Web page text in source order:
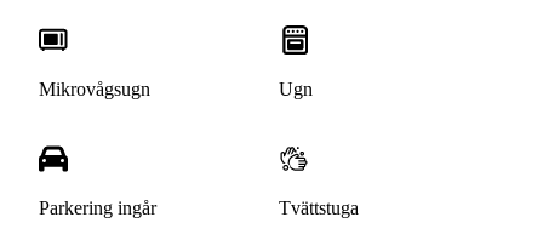
Mikrovågsugn Ugn
Parkering ingår Tvättstuga